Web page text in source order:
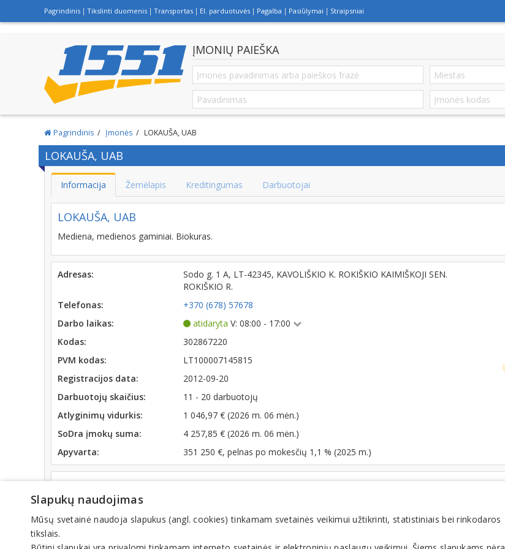
Pagrindinis Tikslinti duomenis Transportas El. parduotuvės Pagalba Pasiūlymai Straipsniai
ĮMONIŲ PAIEŠKA
Pagrindinis Įmonės LOKAUŠA, UAB
LOKAUŠA, UAB
Informacija Žemėlapis Kreditingumas Darbuotojai
LOKAUŠA, UAB
Mediena, medienos gaminiai. Biokuras.
Adresas:
Sodo g. 1 A, LT-42345, KAVOLIŠKIO K. ROKIŠKIO KAIMIŠKOJI SEN.
ROKIŠKIO R.
Telefonas:
+370 (678) 57678
Darbo laikas:
atidaryta V: 08:00 - 17:00
Kodas:
302867220
PVM kodas:
LT100007145815
Registracijos data:
2012-09-20
Darbuotojų skaičius:
11 - 20 darbuotojų
Atlyginimų vidurkis:
1 046,97 € (2026 m. 06 mėn.)
SoDra įmokų suma:
4 257,85 € (2026 m. 06 mėn.)
Apyvarta:
351 250 €, pelnas po mokesčių 1,1 % (2025 m.)
Veiklos sritys
Kuras
Biokuras
Slapukų naudojimas
Mūsų svetainė naudoja slapukus (angl. cookies) tinkamam svetainės veikimui užtikrinti, statistiniais bei rinkodaros
tikslais.